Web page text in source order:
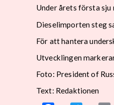
Under årets första sju
Dieselimporten steg
För att hantera
Utvecklingen
Foto: President of
Text: Redaktionen